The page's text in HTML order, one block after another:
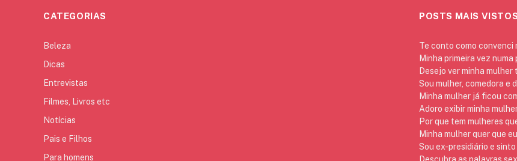
CATEGORIAS
Beleza
Dicas
Entrevistas
Filmes, Livros etc
Notícias
Pais e Filhos
Para homens
POSTS MAIS VISTOS
Te conto como convenci
Minha primeira vez
Desejo ver minha
Sou mulher, comedora e
Minha mulher já ficou
Adoro exibir minha
Por que tem mulheres
Minha mulher quer que
Sou ex-presidiário e
Descubra as palavras